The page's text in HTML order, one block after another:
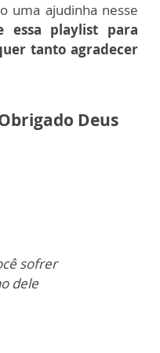
uma ajudinha nesse
essa playlist para
tanto agradecer
Deus
sofrer
dele